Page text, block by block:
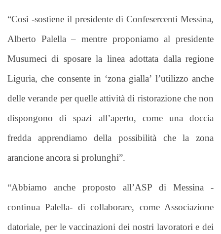
“Così -sostiene il presidente di Confesercenti Messina,
Alberto Palella – mentre proponiamo al presidente
Musumeci di sposare la linea adottata dalla regione
Liguria, che consente in ‘zona gialla’ l’utilizzo anche
delle verande per quelle attività di ristorazione che non
dispongono di spazi all’aperto, come una doccia
fredda apprendiamo della possibilità che la zona
arancione ancora si prolunghi”.
“Abbiamo anche proposto all’ASP di Messina -
continua Palella- di collaborare, come Associazione
datoriale, per le vaccinazioni dei nostri lavoratori e dei